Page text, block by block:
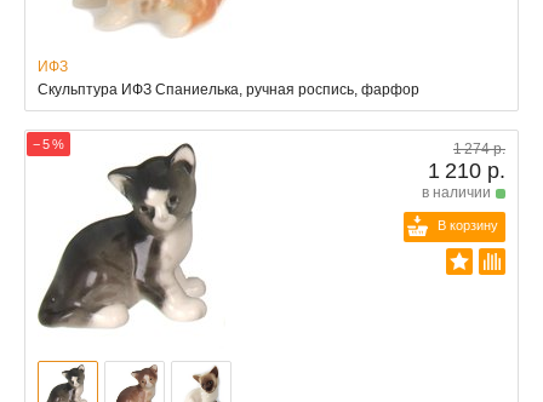
ИФЗ
Скульптура ИФЗ Спаниелька, ручная роспись, фарфор
− 5 % 1 274 р.
1 210 р.
в наличии
В корзину